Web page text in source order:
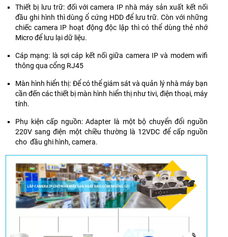
IP67
đổi
với
nhau
được
có
hoạt
hay
không...Ngoài
ra
còn
có
tính
năng
FULL
COLOR
Thiết bị lưu trữ: đối với camera IP nhà máy sản xuất kết nối
đầu ghi hình thì dùng ổ cứng HDD để lưu trữ. Còn với những
chiếc camera IP hoạt động độc lập thì có thể dùng thẻ nhớ
Micro để lưu lại dữ liệu.
Cáp mạng: là sợi cáp kết nối giữa camera IP và modem wifi
thông qua cổng RJ45
Màn hình hiển thị: Để có thể giám sát và quản lý nhà máy bạn
cần đến các thiết bị màn hình hiển thị như tivi, điện thoại, máy
tính.
Phụ kiện cấp nguồn: Adapter là một bộ chuyển đổi nguồn
220V sang điện một chiều thường là 12VDC để cấp nguồn
cho đầu ghi hình, camera.